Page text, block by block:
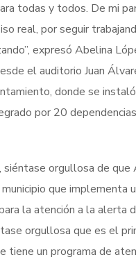
todas y todos. De mi
real, por seguir
expresó Abelina
el auditorio Juan
donde se
por 20 dependencias
siéntase orgullosa de que
que implementa
la atención a la alerta
orgullosa que es el
tiene un programa de